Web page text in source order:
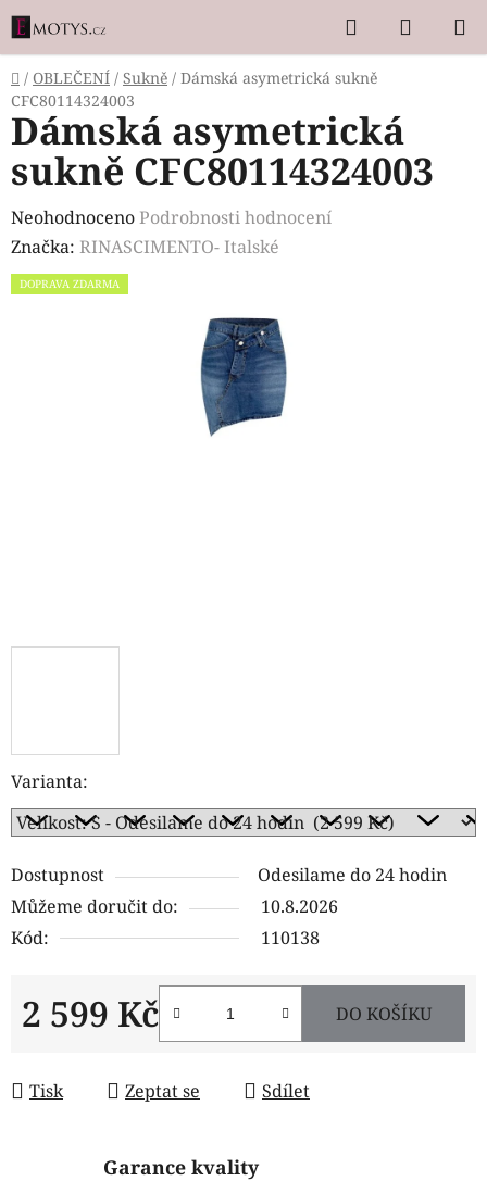
Přejít
na
obsah
Hledat
KOŠÍK
Domů
/ OBLEČENÍ / Sukně / Dámská asymetrická sukně
CFC80114324003
Varianta:
Dostupnost
Odesilame do 24 hodin
Můžeme doručit do:
10.8.2026
Kód:
110138
2 599 Kč DO KOŠÍKU
Tisk Zeptat se Sdílet
Dámská asymetrická
sukně CFC80114324003
Průměrné
hodnocení
produktu
NeohodnocenoPodrobnosti hodnocení
Značka: RINASCIMENTO- Italské
DOPRAVA ZDARMA
Garance kvality